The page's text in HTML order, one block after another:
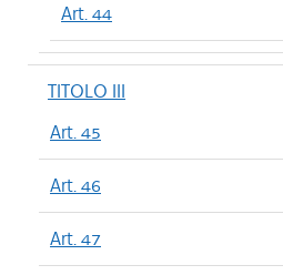
Art. 44
TITOLO III
Art. 45
Art. 46
Art. 47